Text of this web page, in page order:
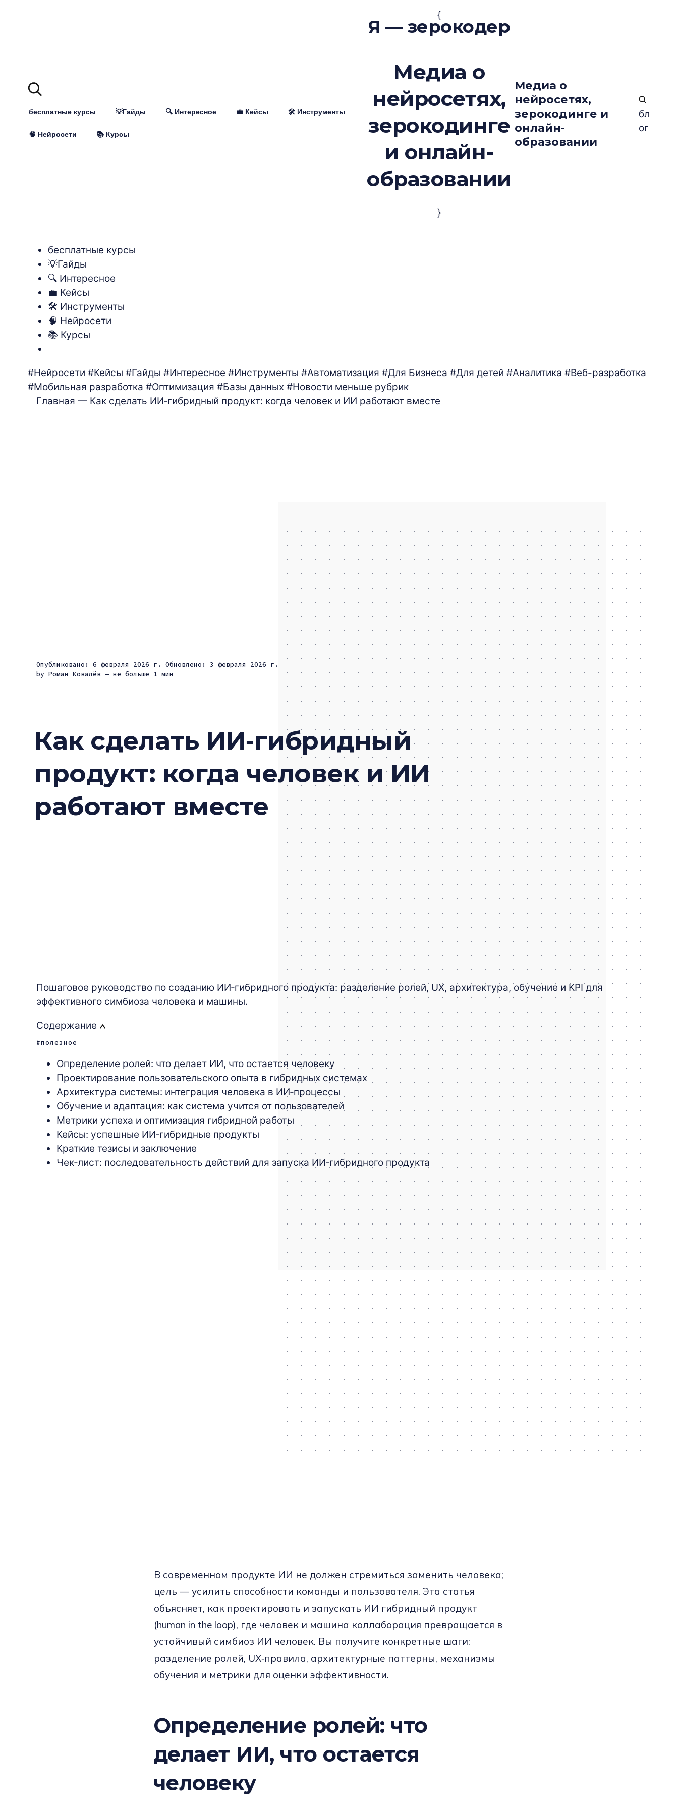
бесплатные курсы 💡Гайды 🔍 Интересное 💼 Кейсы 🛠 Инструменты
🧠 Нейросети 📚 Курсы
{
Я — зерокодер
Медиа о
нейросетях,
зерокодинге
и онлайн-
образовании
}
Медиа о
нейросетях,
зерокодинге и
онлайн-
образовании
бл
ог
бесплатные курсы
💡Гайды
🔍 Интересное
💼 Кейсы
🛠 Инструменты
🧠 Нейросети
📚 Курсы
#Нейросети #Кейсы #Гайды #Интересное #Инструменты #Автоматизация #Для Бизнеса #Для детей #Аналитика #Веб-разработка
#Мобильная разработка #Оптимизация #Базы данных #Новости меньше рубрик
Главная — Как сделать ИИ‑гибридный продукт: когда человек и ИИ работают вместе
Опубликовано: 6 февраля 2026 г. Обновлено: 3 февраля 2026 г.
by Роман Ковалёв — не больше 1 мин
Как сделать ИИ‑гибридный
продукт: когда человек и ИИ
работают вместе
Пошаговое руководство по созданию ИИ‑гибридного продукта: разделение ролей, UX, архитектура, обучение и KPI для
эффективного симбиоза человека и машины.
Содержание
полезное
Определение ролей: что делает ИИ, что остается человеку
Проектирование пользовательского опыта в гибридных системах
Архитектура системы: интеграция человека в ИИ‑процессы
Обучение и адаптация: как система учится от пользователей
Метрики успеха и оптимизация гибридной работы
Кейсы: успешные ИИ‑гибридные продукты
Краткие тезисы и заключение
Чек‑лист: последовательность действий для запуска ИИ‑гибридного продукта
В современном продукте ИИ не должен стремиться заменить человека;
цель — усилить способности команды и пользователя. Эта статья
объясняет, как проектировать и запускать ИИ гибридный продукт
(human in the loop), где человек и машина коллаборация превращается в
устойчивый симбиоз ИИ человек. Вы получите конкретные шаги:
разделение ролей, UX‑правила, архитектурные паттерны, механизмы
обучения и метрики для оценки эффективности.
Определение ролей: что
делает ИИ, что остается
человеку